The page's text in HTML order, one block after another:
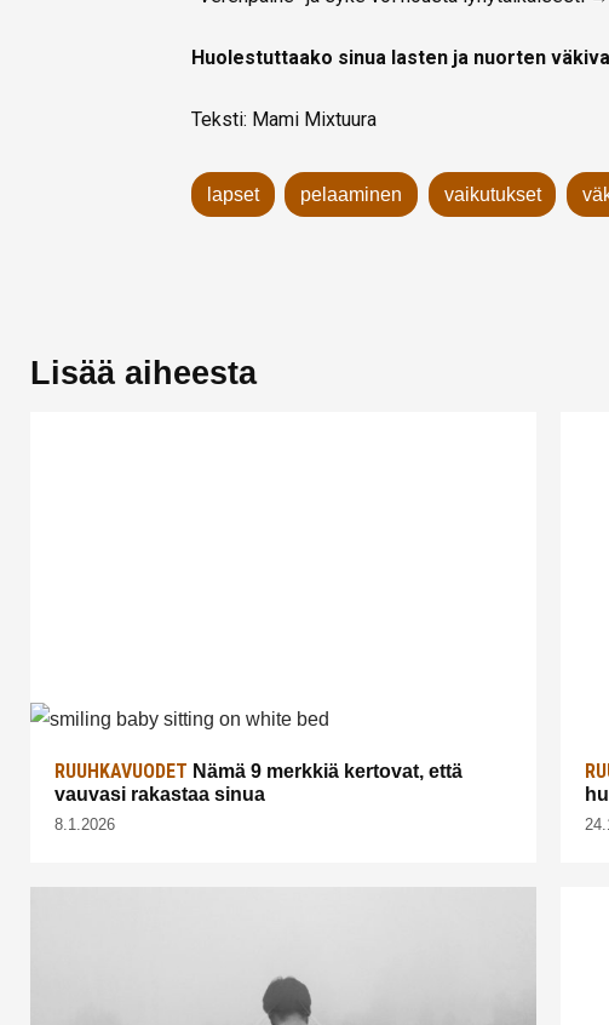
Huolestuttaako sinua lasten ja nuorten
Teksti: Mami Mixtuura
lapset pelaaminen vaikutukset
Lisää aiheesta
RUUHKAVUODET Nämä 9 merkkiä kertovat, että
vauvasi rakastaa sinua
8.1.2026